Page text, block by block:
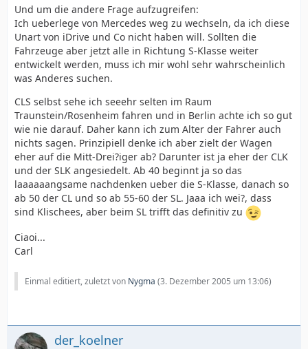
Und um die andere Frage aufzugreifen:
Ich ueberlege von Mercedes weg zu wechseln, da ich diese
Unart von iDrive und Co nicht haben will. Sollten die
Fahrzeuge aber jetzt alle in Richtung S-Klasse weiter
entwickelt werden, muss ich mir wohl sehr wahrscheinlich
was Anderes suchen.
CLS selbst sehe ich seeehr selten im Raum
Traunstein/Rosenheim fahren und in Berlin achte ich so gut
wie nie darauf. Daher kann ich zum Alter der Fahrer auch
nichts sagen. Prinzipiell denke ich aber zielt der Wagen
eher auf die Mitt-Drei?iger ab? Darunter ist ja eher der CLK
und der SLK angesiedelt. Ab 40 beginnt ja so das
laaaaaangsame nachdenken ueber die S-Klasse, danach so
ab 50 der CL und so ab 55-60 der SL. Jaaa ich wei?, dass
sind Klischees, aber beim SL trifft das definitiv zu
Ciaoi...
Carl
Einmal editiert, zuletzt von Nygma (3. Dezember 2005 um 13:06)
der_koelner